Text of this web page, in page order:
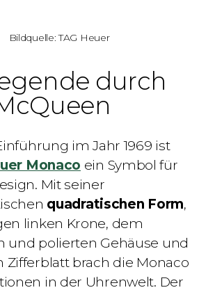
Bildquelle: TAG Heuer
durch
im Jahr 1969 ist
Monaco ein Symbol für
Mit seiner
quadratischen Form,
linken Krone, dem
und polierten Gehäuse und
Zifferblatt brach die Monaco
in der Uhrenwelt. Der